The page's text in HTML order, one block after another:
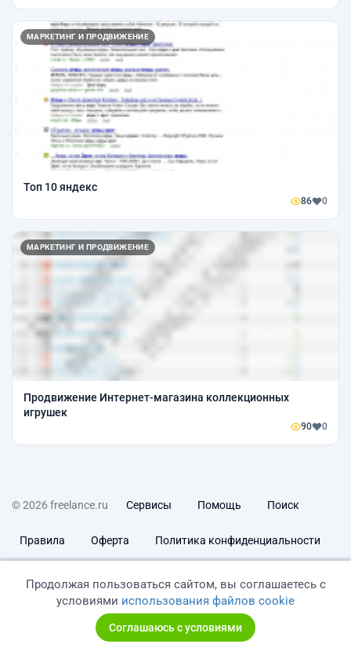
МАРКЕТИНГ И ПРОДВИЖЕНИЕ
Топ 10 яндекс
86 0
МАРКЕТИНГ И ПРОДВИЖЕНИЕ
Продвижение Интернет-магазина коллекционных
игрушек
90 0
© 2026 freelance.ru Сервисы Помощь Поиск
Правила Оферта Политика конфиденциальности
Продолжая пользоваться сайтом, вы соглашаетесь с
условиями использования файлов cookie
Соглашаюсь с условиями